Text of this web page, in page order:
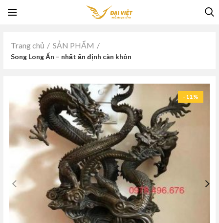
Trang chủ SẢN PHẨM
Song Long Ấn – nhất ấn định càn khôn
-11%